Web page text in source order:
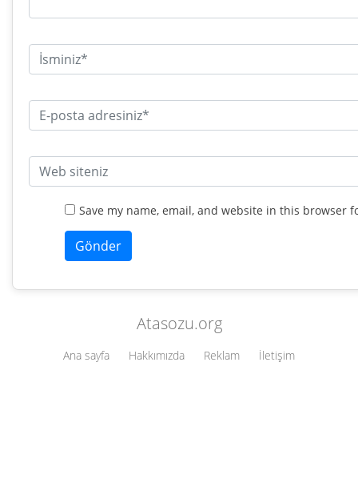
Save my name, email, and website in this browser
Atasozu.org
Ana sayfa Hakkımızda Reklam İletişim